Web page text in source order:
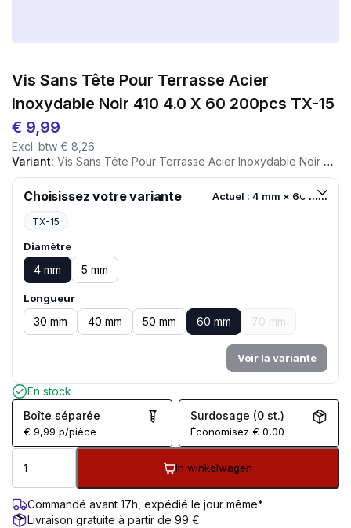
Vis Sans Tête Pour Terrasse Acier
Inoxydable Noir 410 4.0 X 60 200pcs TX-15
€ 9,99
Excl. btw € 8,26
Variant: Vis Sans Tête Pour Terrasse Acier Inoxydable Noir 410 4.0 X 60 200pcs TX-15
Choisissez votre variante Actuel : 4 mm × 60 mm
TX-15
Diamètre
4 mm 5 mm
Longueur
30 mm 40 mm 50 mm 60 mm 70 mm
Voir la variante
En stock
Boîte séparée
€ 9,99 p/pièce
Surdosage (0 st.)
Économisez€ 0,00
In winkelwagen
Commandé avant 17h, expédié le jour même*
Livraison gratuite à partir de 99 €